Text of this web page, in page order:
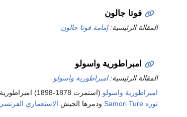
فوتا جالون
المقالة الرئيسية:إمامة فوتا جالون
امبراطورية واسولو
المقالة الرئيسية:امبراطورية واسولو
امبراطورية واسولو (استمرت 1878-1898) امبراطورية في
توره Samori Ture
ودمرها الجيش الاستعماري